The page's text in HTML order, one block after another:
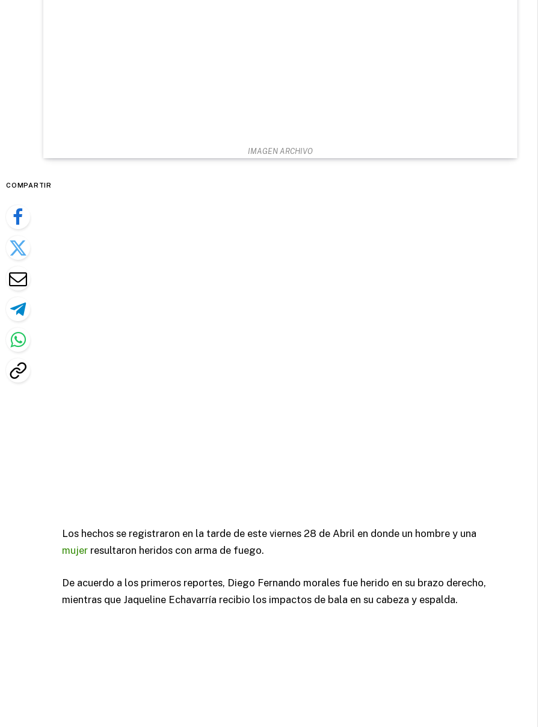
IMAGEN ARCHIVO
COMPARTIR
Los hechos se registraron en la tarde de este viernes 28 de Abril en donde un hombre y una
mujer resultaron heridos con arma de fuego.
De acuerdo a los primeros reportes, Diego Fernando morales fue herido en su brazo derecho,
mientras que Jaqueline Echavarría recibio los impactos de bala en su cabeza y espalda.